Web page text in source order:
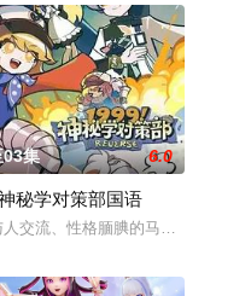
护，仙道昌盛。可轩辕门宗主岳
应因看不惯为幽界卖命的草头神
中意外成为了“神秘学事件对策
集 6.0
秘学对策部国语
交流、性格腼腆的马库斯在一场